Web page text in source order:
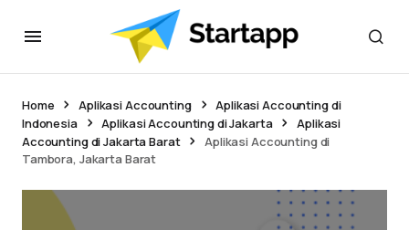
Home Aplikasi Accounting
Aplikasi Accounting di
Indonesia
Aplikasi Accounting di Jakarta
Aplikasi
Accounting di Jakarta Barat
Aplikasi Accounting di
Tambora, Jakarta Barat